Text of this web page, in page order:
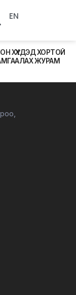
EN
ХҮҮХДЭД ХОРТОЙ
ЖУРАМ